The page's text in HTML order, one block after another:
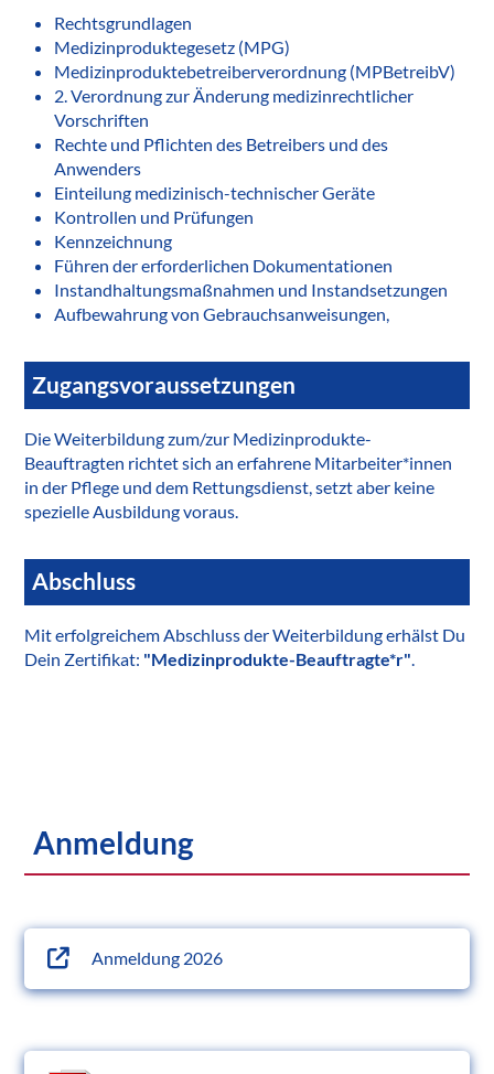
Rechtsgrundlagen
Medizinproduktegesetz (MPG)
Medizinproduktebetreiberverordnung (MPBetreibV)
2. Verordnung zur Änderung medizinrechtlicher
Vorschriften
Rechte und Pflichten des Betreibers und des
Anwenders
Einteilung medizinisch-technischer Geräte
Kontrollen und Prüfungen
Kennzeichnung
Führen der erforderlichen Dokumentationen
Instandhaltungsmaßnahmen und Instandsetzungen
Aufbewahrung von Gebrauchsanweisungen,
Zugangsvoraussetzungen
Die Weiterbildung zum/zur Medizinprodukte-
Beauftragten richtet sich an erfahrene Mitarbeiter*innen
in der Pflege und dem Rettungsdienst, setzt aber keine
spezielle Ausbildung voraus.
Abschluss
Mit erfolgreichem Abschluss der Weiterbildung erhälst Du
Dein Zertifikat: "Medizinprodukte-Beauftragte*r".
Anmeldung
Anmeldung 2026